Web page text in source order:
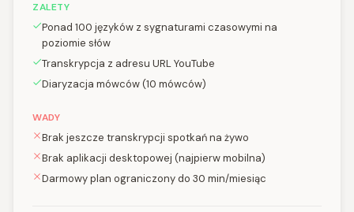
ZALETY
Ponad 100 języków z sygnaturami czasowymi na
poziomie słów
Transkrypcja z adresu URL YouTube
Diaryzacja mówców (10 mówców)
WADY
Brak jeszcze transkrypcji spotkań na żywo
Brak aplikacji desktopowej (najpierw mobilna)
Darmowy plan ograniczony do 30 min/miesiąc